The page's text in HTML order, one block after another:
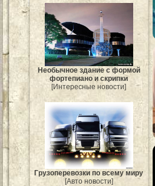
Необычное здание с формой
фортепиано и скрипки
[Интересные новости]
Грузоперевозки по всему миру
[Авто новости]